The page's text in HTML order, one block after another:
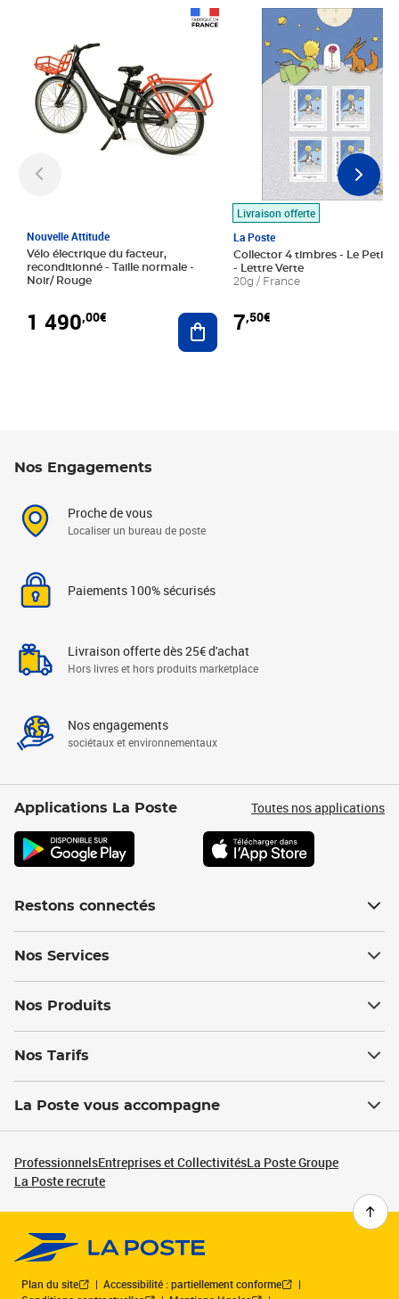
Nouvelle Attitude
Vélo électrique du facteur,
reconditionné - Taille normale -
Noir/ Rouge
1 490,00€ Ajouter au panier
Livraison offerte
La Poste
Collector 4 timbres - Le Petit
- Lettre Verte
20g / France
7,50€
Prix 7,50€
Nos Engagements
Proche de vous
Localiser un bureau de poste
Paiements 100% sécurisés
Livraison offerte dès 25€ d'achat
Hors livres et hors produits marketplace
Nos engagements
sociétaux et environnementaux
Applications La Poste Toutes nos applications
Restons connectés
Nos Services
Nos Produits
Nos Tarifs
La Poste vous accompagne
ProfessionnelsEntreprises et CollectivitésLa Poste Groupe
La Poste recrute
Plan du site
Accessibilité : partiellement conforme